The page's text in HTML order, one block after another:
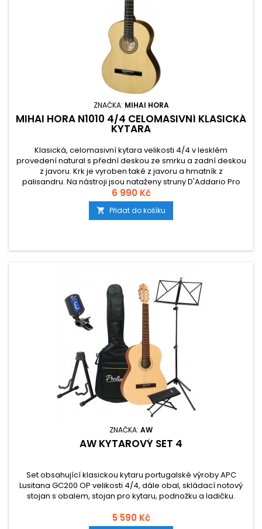
ZNAČKA: MIHAI HORA
MIHAI HORA N1010 4/4 CELOMASIVNÍ KLASICKÁ
KYTARA
Klasická, celomasivní kytara velikosti 4/4 v lesklém
provedení natural s přední deskou ze smrku a zadní deskou
z javoru. Krk je vyroben také z javoru a hmatník z
palisandru. Na nástroji jsou nataženy struny D'Addario Pro
Arté.
6 990 Kč
 Přidat do košíku
ZNAČKA: AW
AW KYTAROVÝ SET 4
Set obsahující klasickou kytaru portugalské výroby APC
Lusitana GC200 OP velikosti 4/4, dále obal, skládací notový
stojan s obalem, stojan pro kytaru, podnožku a ladičku.
5 590 Kč